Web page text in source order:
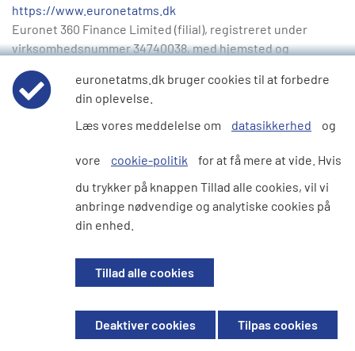
https://www.euronetatms.dk
Euronet 360 Finance Limited (filial), registreret under
virksomhedsnummer 34740038, med hjemsted og
hovedhandelsadresse på Peterdalsvej 1A, 3. sal, 2770
Kastrup, Danmark
Euronet 360 Finance Limited (filial), registreret under
hovedhandelsadresse på Harju maakond, Tallinn, Kesklinna
linnaosa, Toompuiestee 30, 10149, Estland
https://www.euronetatms.fr
Euronet Services SAS, registreret under
hoveduddannelsesadresse på 34 Rue Henri Barbusse 107
Ruue du 19 Mars 1962, 92230 Gennevilliers, Paris, Frankrig
euronetatms.dk bruger cookies til at forbedre
din oplevelse.
Læs vores meddelelse om
datasikkerhed og
vore cookie-politik
for at få mere at vide. Hvis
du trykker på knappen Tillad alle cookies, vil vi
anbringe nødvendige og analytiske cookies på
din enhed.
Tillad alle cookies
Deaktiver cookies Tilpas cookies